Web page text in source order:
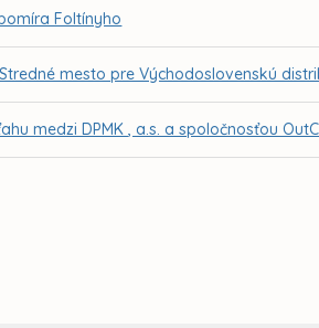
Foltínyho
mesto pre Východoslovenskú
medzi DPMK , a.s. a spoločnosťou